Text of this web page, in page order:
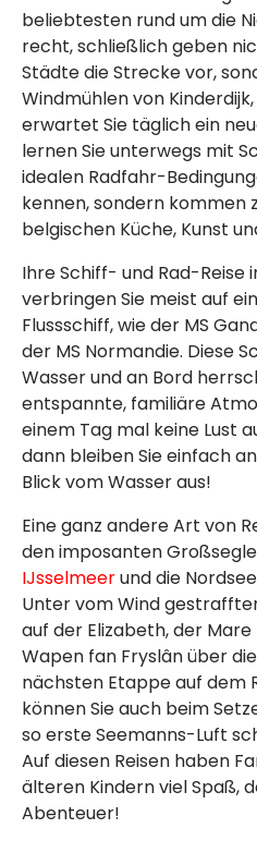
beliebtesten rund um die
recht, schließlich geben
Städte die Strecke vor,
Windmühlen von
erwartet Sie täglich ein
lernen Sie unterwegs mit
idealen Radfahr-
kennen, sondern kommen
belgischen Küche, Kunst
Ihre Schiff- und Rad-Reise
verbringen Sie meist auf
Flussschiff, wie der MS
der MS Normandie. Diese
Wasser und an Bord
entspannte, familiäre
einem Tag mal keine Lust
dann bleiben Sie einfach
Blick vom Wasser aus!
Eine ganz andere Art von
den imposanten
IJsselmeerund die
Unter vom Wind
auf der Elizabeth, der
Wapen fan Fryslân über
nächsten Etappe auf dem
können Sie auch beim
so erste Seemanns-Luft
Auf diesen Reisen haben
älteren Kindern viel Spaß,
Abenteuer!